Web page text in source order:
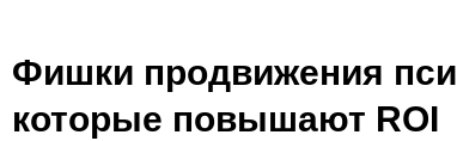
Фишки продвижения
которые повышают ROI